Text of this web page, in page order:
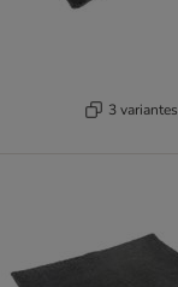
3 variantes